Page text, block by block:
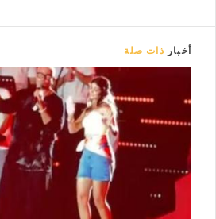
أخبار ذات صلة